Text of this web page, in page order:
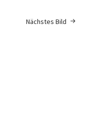
Nächstes Bild